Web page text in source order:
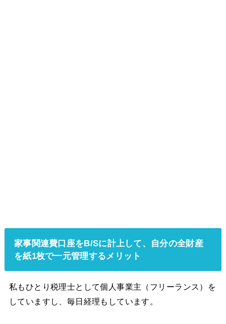
家事関連費口座をB/Sに計上して、自分の全財産
を紙1枚で一元管理するメリット
私もひとり税理士として個人事業主（フリーランス）を
していますし、毎日経理もしています。